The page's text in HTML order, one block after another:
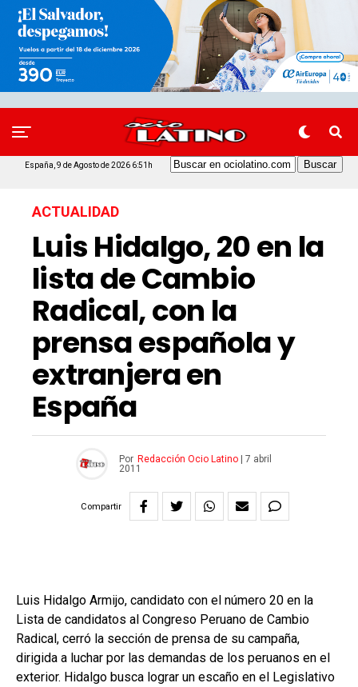
España, 9 de Agosto de 2026 6:51h
ACTUALIDAD
Luis Hidalgo, 20 en la
lista de Cambio
Radical, con la
prensa española y
extranjera en
España
Por Redacción Ocio Latino
7 abril
2011
Compartir
Luis Hidalgo Armijo, candidato con el número 20 en la
Lista de candidatos al Congreso Peruano de Cambio
Radical, cerró la sección de prensa de su campaña,
dirigida a luchar por las demandas de los peruanos en el
exterior. Hidalgo busca lograr un escaño en el Legislativo